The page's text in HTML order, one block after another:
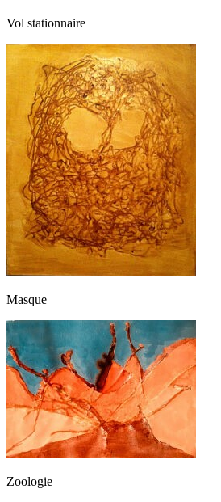
Vol stationnaire
Masque
Zoologie